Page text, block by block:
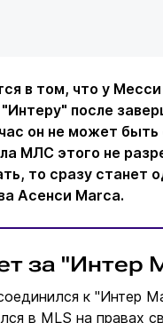
в том, что у
после
он не может
МЛС этого не
то сразу станет
Асенси Marca.
за "Интер
к "Интер
в MLS на правах